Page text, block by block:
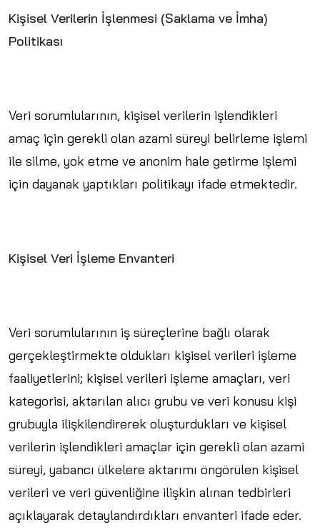
Kişisel Verilerin İşlenmesi (Saklama ve İmha)
Politikası
Veri sorumlularının, kişisel verilerin işlendikleri
amaç için gerekli olan azami süreyi belirleme işlemi
ile silme, yok etme ve anonim hale getirme işlemi
için dayanak yaptıkları politikayı ifade etmektedir.
Kişisel Veri İşleme Envanteri
Veri sorumlularının iş süreçlerine bağlı olarak
gerçekleştirmekte oldukları kişisel verileri işleme
faaliyetlerini; kişisel verileri işleme amaçları, veri
kategorisi, aktarılan alıcı grubu ve veri konusu kişi
grubuyla ilişkilendirerek oluşturdukları ve kişisel
verilerin işlendikleri amaçlar için gerekli olan azami
süreyi, yabancı ülkelere aktarımı öngörülen kişisel
verileri ve veri güvenliğine ilişkin alınan tedbirleri
açıklayarak detaylandırdıkları envanteri ifade eder.